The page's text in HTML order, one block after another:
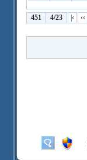
451 4/23 |‹ ‹‹